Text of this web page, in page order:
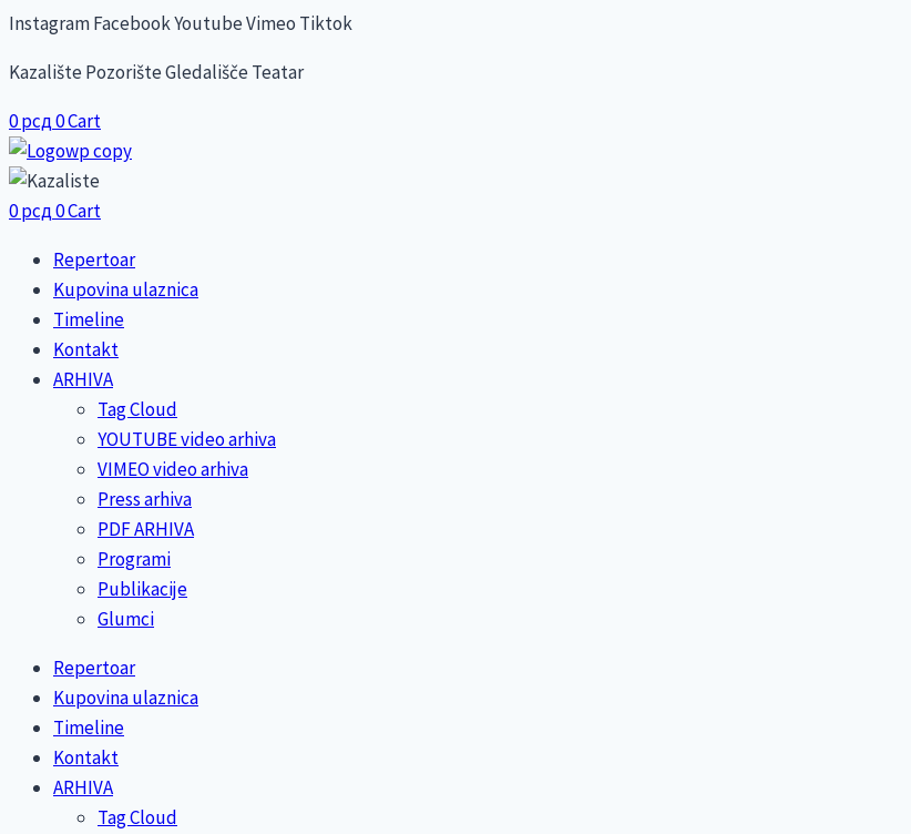
Skip
content
InstagramFacebookYoutubeVimeo Tiktok
Kazalište Pozorište Gledališče Teatar
0рсд0Cart
0рсд0Cart
Repertoar
Kupovina ulaznica
Timeline
Kontakt
ARHIVA
Tag Cloud
YOUTUBE video arhiva
VIMEO video arhiva
Press arhiva
PDF ARHIVA
Programi
Publikacije
Glumci
Repertoar
Kupovina ulaznica
Timeline
Kontakt
ARHIVA
Tag Cloud